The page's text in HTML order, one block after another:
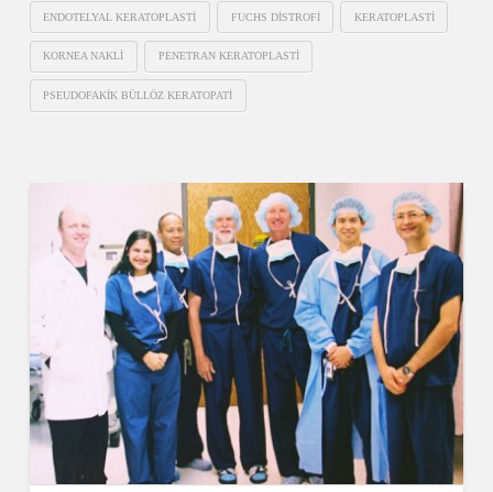
ENDOTELYAL KERATOPLASTI FUCHS DISTROFI KERATOPLASTI
KORNEA NAKLI PENETRAN KERATOPLASTI
PSEUDOFAKIK BÜLLÖZ KERATOPATI